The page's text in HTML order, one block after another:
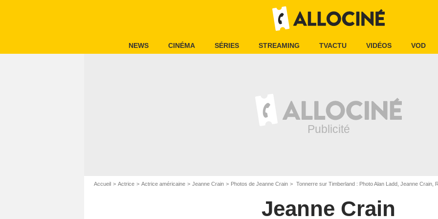
NEWS CINÉMA SÉRIES STREAMING TVACTU VIDÉOS VOD
Accueil Actrice Actrice américaine Jeanne Crain Photos de Jeanne Crain Tonnerre sur Timberland : Photo Alan Ladd, Jeanne Crain,
Jeanne Crain